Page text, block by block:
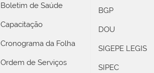
Boletim de Saúde
Capacitação
Cronograma da Folha
Ordem de Serviços
BGP
DOU
SIGEPE LEGIS
SIPEC